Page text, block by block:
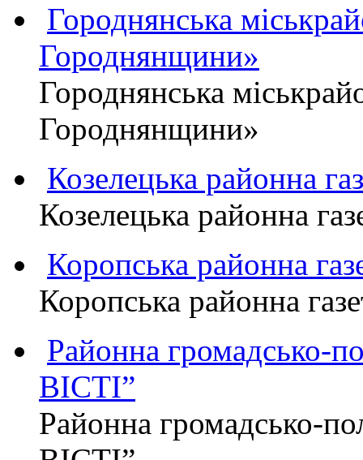
Городнянська
Городнянщини»
Городнянська
Городнянщини»
Козелецька районна
Козелецька районна
Коропська районна
Коропська районна
Районна громадсько-
ВІСТІ”
Районна громадсько-